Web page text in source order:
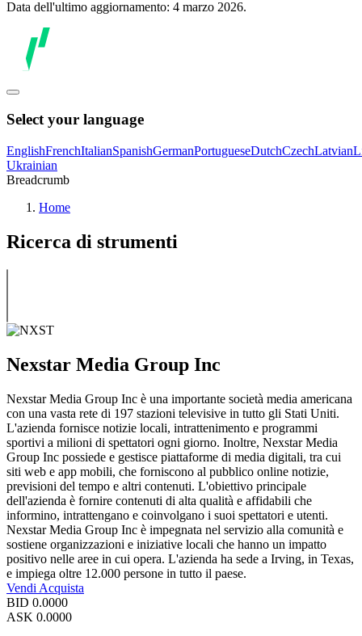
Data dell'ultimo aggiornamento: 4 marzo 2026.
Select your language
EnglishFrenchItalianSpanishGermanPortugueseDutchCzechLatvian
Ukrainian
Breadcrumb
Home
Ricerca di strumenti
Nexstar Media Group Inc
Nexstar Media Group Inc è una importante società media americana
con una vasta rete di 197 stazioni televisive in tutto gli Stati Uniti.
L'azienda fornisce notizie locali, intrattenimento e programmi
sportivi a milioni di spettatori ogni giorno. Inoltre, Nexstar Media
Group Inc possiede e gestisce piattaforme di media digitali, tra cui
siti web e app mobili, che forniscono al pubblico online notizie,
previsioni del tempo e altri contenuti. L'obiettivo principale
dell'azienda è fornire contenuti di alta qualità e affidabili che
informino, intrattengano e coinvolgano i suoi spettatori e utenti.
Nexstar Media Group Inc è impegnata nel servizio alla comunità e
sostiene organizzazioni e iniziative locali che hanno un impatto
positivo nelle aree in cui opera. L'azienda ha sede a Irving, in Texas,
e impiega oltre 12.000 persone in tutto il paese.
Vendi Acquista
BID 0.0000
ASK 0.0000